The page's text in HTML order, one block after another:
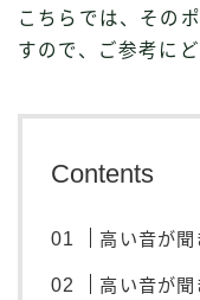
こちらでは、その
すので、ご参考にど
Contents
高い音が
高い音が